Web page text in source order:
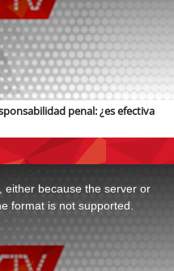
penal: ¿es efectiva
either because the server or
format is not supported.